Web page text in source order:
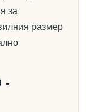
за
размер
-